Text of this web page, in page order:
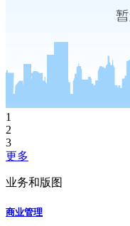
1
2
3
更多
业务和版图
商业管理